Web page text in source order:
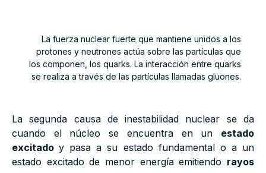
La fuerza nuclear fuerte que mantiene unidos a los
protones y neutrones actúa sobre las partículas que
los componen, los quarks. La interacción entre quarks
se realiza a través de las partículas llamadas gluones.
La segunda causa de inestabilidad nuclear se da
cuando el núcleo se encuentra en un estado
excitadoy pasa a su estado fundamental o a un
estado excitado de menor energía emitiendo rayos